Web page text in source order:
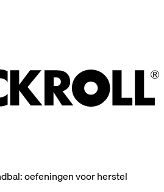
oefeningen voor herstel